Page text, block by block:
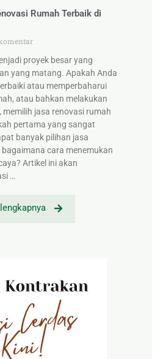
Rumah Terbaik di
proyek besar yang
yang matang. Apakah Anda
atau memperbaharui
atau bahkan melakukan
memilih jasa renovasi rumah
pertama yang sangat
banyak pilihan jasa
cara menemukan
Artikel ini akan
…